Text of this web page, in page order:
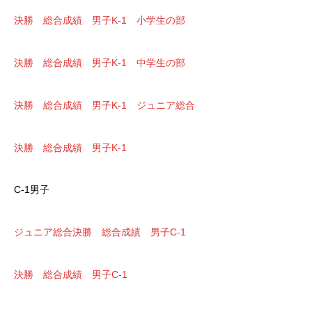
決勝 総合成績 男子K-1 小学生の部
決勝 総合成績 男子K-1 中学生の部
決勝 総合成績 男子K-1 ジュニア総合
決勝 総合成績 男子K-1
C-1男子
ジュニア総合決勝 総合成績 男子C-1
決勝 総合成績 男子C-1